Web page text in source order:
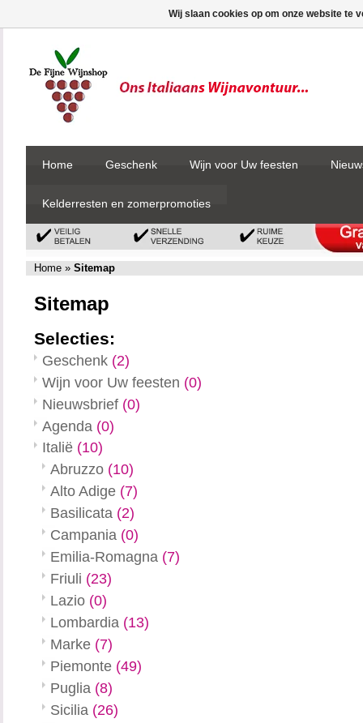
Home Geschenk Wijn voor Uw feesten
Kelderresten en zomerpromoties
Home » Sitemap
Sitemap
Selecties:
Geschenk (2)
Wijn voor Uw feesten (0)
Nieuwsbrief (0)
Agenda (0)
Italië (10)
Abruzzo (10)
Alto Adige (7)
Basilicata (2)
Campania (0)
Emilia-Romagna (7)
Friuli (23)
Lazio (0)
Lombardia (13)
Marke (7)
Piemonte (49)
Puglia (8)
Sicilia (26)
Wij slaan cookies op om onze website te